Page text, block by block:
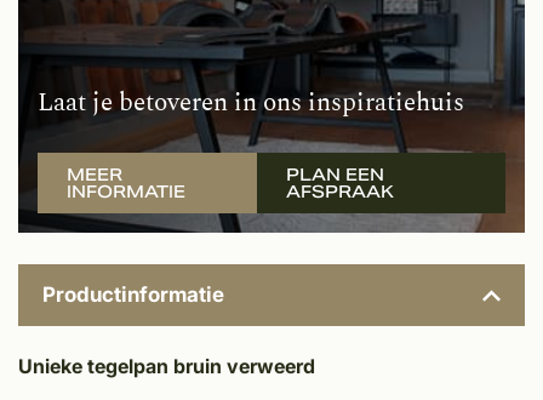
Laat je betoveren in ons inspiratiehuis
MEER
INFORMATIE
PLAN EEN
AFSPRAAK
Productinformatie
Unieke tegelpan bruin verweerd